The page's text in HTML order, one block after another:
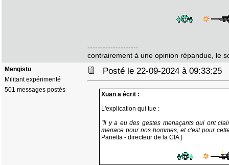
--------------------
contrairement à une opinion répandue, le
Mengistu
Militant expérimenté
501 messages postés
Posté le 22-09-2024 à 09:33:25
Xuan a écrit :
L'explication qui tue :
"Il y a eu des gestes menaçants qui ont
menace pour nos hommes, et c'est pour
Panetta - directeur de la CIA ]